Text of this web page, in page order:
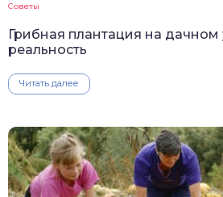
Советы
Грибная плантация на дачном
реальность
Читать далее